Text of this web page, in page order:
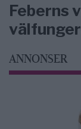
Feberns
ANNONSER